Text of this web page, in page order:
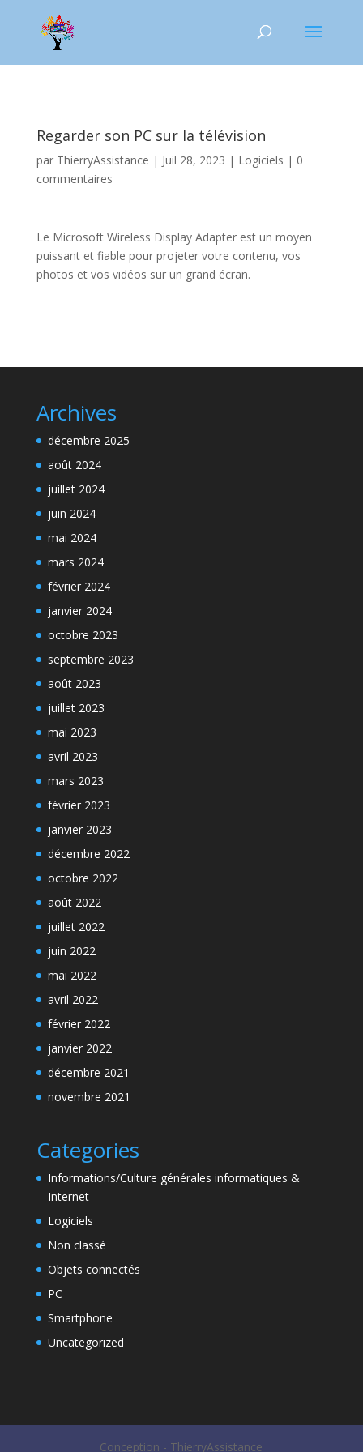
Regarder son PC sur la télévision
par ThierryAssistance | Juil 28, 2023 | Logiciels | 0
commentaires
Le Microsoft Wireless Display Adapter est un moyen
puissant et fiable pour projeter votre contenu, vos
photos et vos vidéos sur un grand écran.
Archives
décembre 2025
août 2024
juillet 2024
juin 2024
mai 2024
mars 2024
février 2024
janvier 2024
octobre 2023
septembre 2023
août 2023
juillet 2023
mai 2023
avril 2023
mars 2023
février 2023
janvier 2023
décembre 2022
octobre 2022
août 2022
juillet 2022
juin 2022
mai 2022
avril 2022
février 2022
janvier 2022
décembre 2021
novembre 2021
Categories
Informations/Culture générales informatiques &
Internet
Logiciels
Non classé
Objets connectés
PC
Smartphone
Uncategorized
Conception - ThierryAssistance